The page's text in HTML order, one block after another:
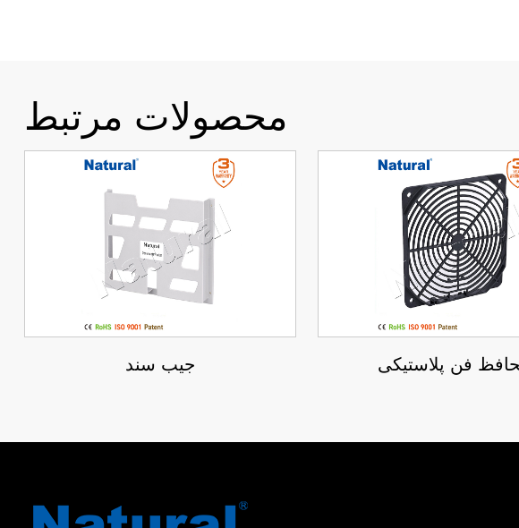
محصولات مرتبط
جیب سند فن پلاستیکی